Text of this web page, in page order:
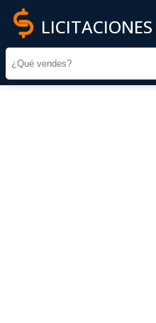
LICITACIONES